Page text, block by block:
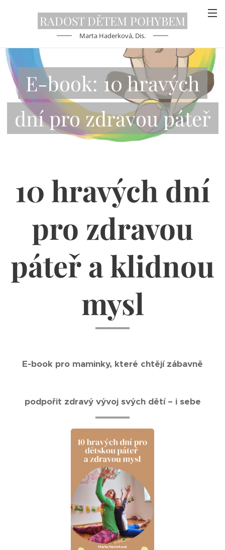
RADOST DĚTEM POHYBEM
Marta Haderková, Dis.
E-book: 10 hravých
dní pro zdravou páteř
10 hravých dní
pro zdravou
páteř a klidnou
mysl
E-book pro maminky, které chtějí zábavně
podpořit zdravý vývoj svých dětí – i sebe